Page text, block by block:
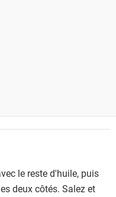
le reste d'huile, puis
deux côtés. Salez et